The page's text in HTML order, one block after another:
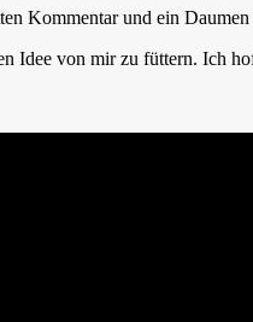
Kommentar und ein Daumen
Idee von mir zu füttern. Ich